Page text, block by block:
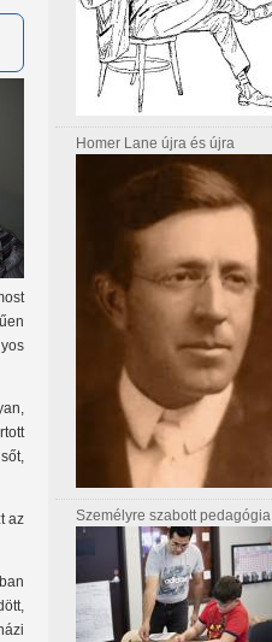
az
Homer Lane újra és újra
Személyre szabott pedagógia